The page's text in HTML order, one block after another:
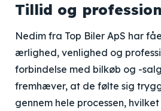
Tillid og
Nedim fra Top Biler ApS har
ærlighed, venlighed og
forbindelse med bilkøb og -
fremhæver, at de følte sig
gennem hele processen,